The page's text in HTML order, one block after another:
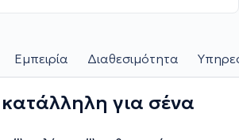
Εμπειρία Διαθεσιμότητα
κατάλληλη για σένα